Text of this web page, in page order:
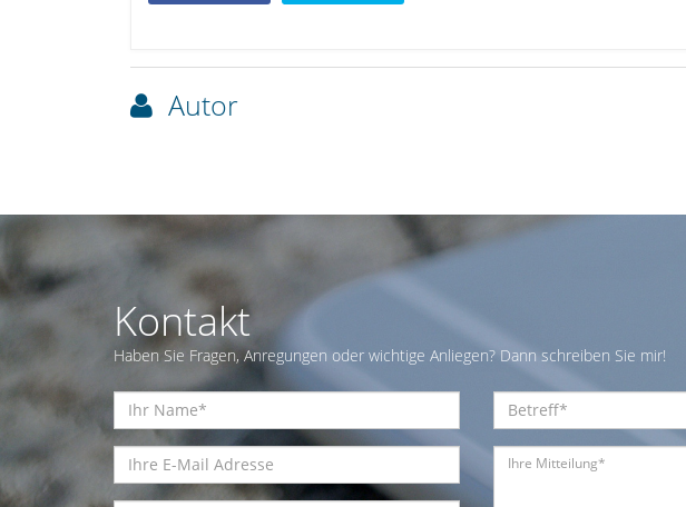
Autor
Kontakt
Haben Sie Fragen, Anregungen oder wichtige Anliegen? Dann schreiben Sie mir!